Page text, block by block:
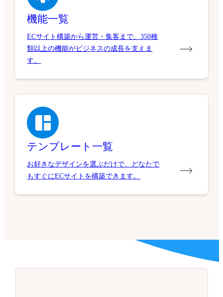
機能一覧
ECサイト構築から運営・集客まで、350種
類以上の機能がビジネスの成長を支えま
す。
テンプレート一覧
お好きなデザインを選ぶだけで、どなたで
もすぐにECサイトを構築できます。